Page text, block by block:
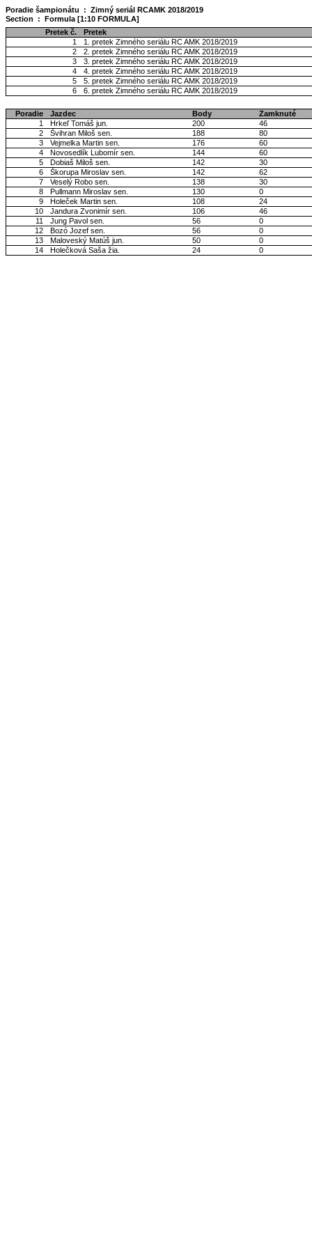
Poradie šampionátu : Zimný seriál RCAMK 2018/2019
Section : Formula [1:10 FORMULA]
Pretek č.
Pretek
1
1. pretek Zimného seriálu RC AMK 2018/2019
2
2. pretek Zimného seriálu RC AMK 2018/2019
3
3. pretek Zimného seriálu RC AMK 2018/2019
4
4. pretek Zimného seriálu RC AMK 2018/2019
5
5. pretek Zimného seriálu RC AMK 2018/2019
6
6. pretek Zimného seriálu RC AMK 2018/2019
Poradie Jazdec Body
Zamknuté
1
Hrkeľ Tomáš jun. 200
46
2
Švihran Miloš sen. 188
80
3
Vejmelka Martin sen. 176
60
4
Novosedlík Lubomír sen. 144
60
5
Dobiaš Miloš sen. 142
30
6
Škorupa Miroslav sen. 142
62
7
Veselý Robo sen. 138
30
8
Pullmann Miroslav sen. 130
0
9
Holeček Martin sen. 108
24
10
Jandura Zvonimír sen. 106
46
11
Jung Pavol sen. 56
0
12
Bozó Jozef sen. 56
0
13
Maloveský Matúš jun. 50
0
14
Holečková Saša žia. 24 0